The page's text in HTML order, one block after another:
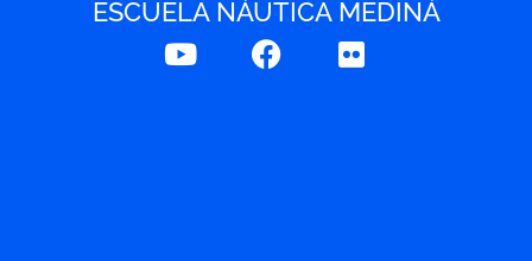
ESCUELA NÁUTICA MEDIÑÁ